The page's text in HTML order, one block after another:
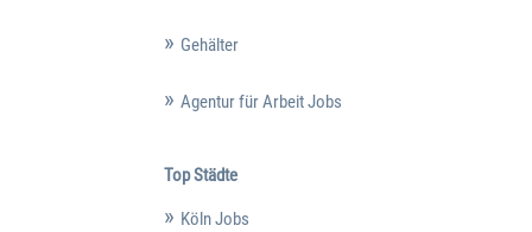
Gehälter
Agentur für Arbeit Jobs
Top Städte
Köln Jobs